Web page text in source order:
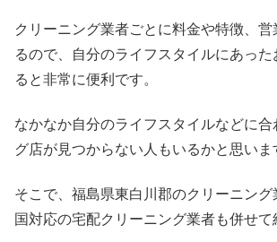
クリーニング業者ごとに料金や特徴、
るので、自分のライフスタイルにあっ
ると非常に便利です。
なかなか自分のライフスタイルなどに
グ店が見つからない人もいるかと思いま
そこで、福島県東白川郡のクリーニン
国対応の宅配クリーニング業者も併せて